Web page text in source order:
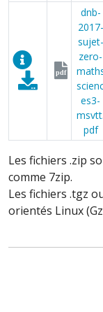
pdf
dnb-
2017-
sujet-
zero-
es3-
msvtt.
pdf
Les fichiers .zip
comme 7zip.
Les fichiers .tgz
orientés Linux